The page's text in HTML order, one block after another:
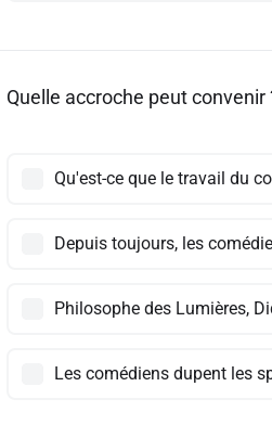
Quelle accroche peut convenir
Qu'est-ce que le travail du
Depuis toujours, les
Philosophe des Lumières,
Les comédiens dupent les